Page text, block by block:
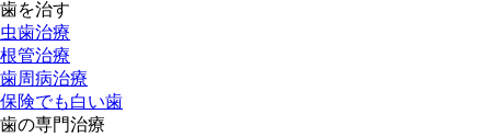
歯を治す
虫歯治療
根管治療
歯周病治療
保険でも白い歯
歯の専門治療